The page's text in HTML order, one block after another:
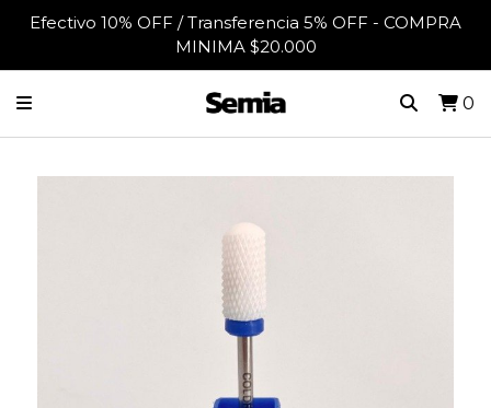
Efectivo 10% OFF / Transferencia 5% OFF - COMPRA
MINIMA $20.000
0